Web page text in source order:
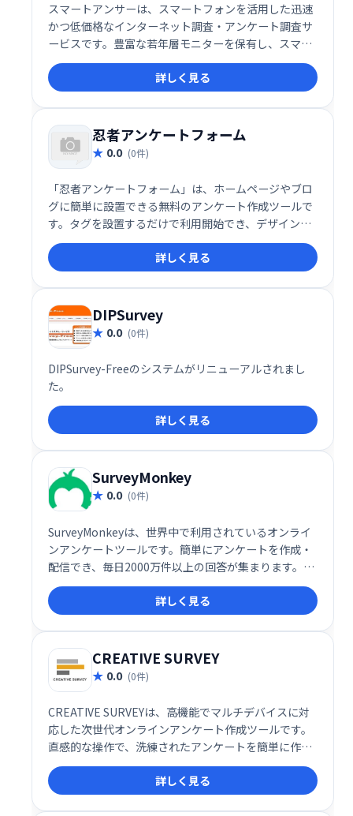
スマートアンサーは、スマートフォンを活用した迅速
かつ低価格なインターネット調査・アンケート調査サ
ービスです。豊富な若年層モニターを保有し、スマホ
の特性を活かした市場調査やマーケティングリサーチ
を短期間で実現します。 迅速なデータ収集と分析で、
ビジネスの意思決定を効率化します。
詳しく見る
忍者アンケートフォーム
0.0 (0件)
「忍者アンケートフォーム」は、ホームページやブロ
グに簡単に設置できる無料のアンケート作成ツールで
す。タグを設置するだけで利用開始でき、デザインも
プレビューを見ながら自由にカスタマイズ可能です。
手軽にアンケートを作成・実施したい方におすすめで
す。
詳しく見る
DIPSurvey
0.0 (0件)
DIPSurvey-Freeのシステムがリニューアルされまし
た。
詳しく見る
SurveyMonkey
0.0 (0件)
SurveyMonkeyは、世界中で利用されているオンライ
ンアンケートツールです。簡単にアンケートを作成・
配信でき、毎日2000万件以上の回答が集まります。必
要なフィードバックを効率的に収集し、意思決定をサ
ポートします。無料プランも利用可能ですので、まず
はお気軽にお試しください。
詳しく見る
CREATIVE SURVEY
0.0 (0件)
CREATIVE SURVEYは、高機能でマルチデバイスに対
応した次世代オンラインアンケート作成ツールです。
直感的な操作で、洗練されたアンケートを簡単に作成
できます。様々なデバイスで回答可能、集計・分析機
能も充実しており、効率的な調査を実現します。ビジ
ネスシーンから個人利用まで幅広く活用できます。
詳しく見る